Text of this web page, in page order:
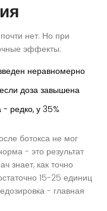
нет. Но при
эффекты:
неравномерно
доза завышена
- редко, у 35%
ботокса не мог
- это результат
знает, как точно
15-25 единиц
- главная